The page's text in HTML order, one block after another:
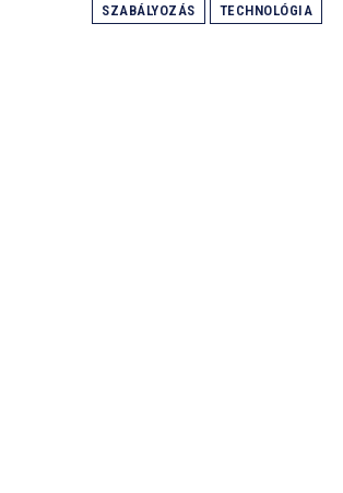
SZABÁLYOZÁS TECHNOLÓGIA